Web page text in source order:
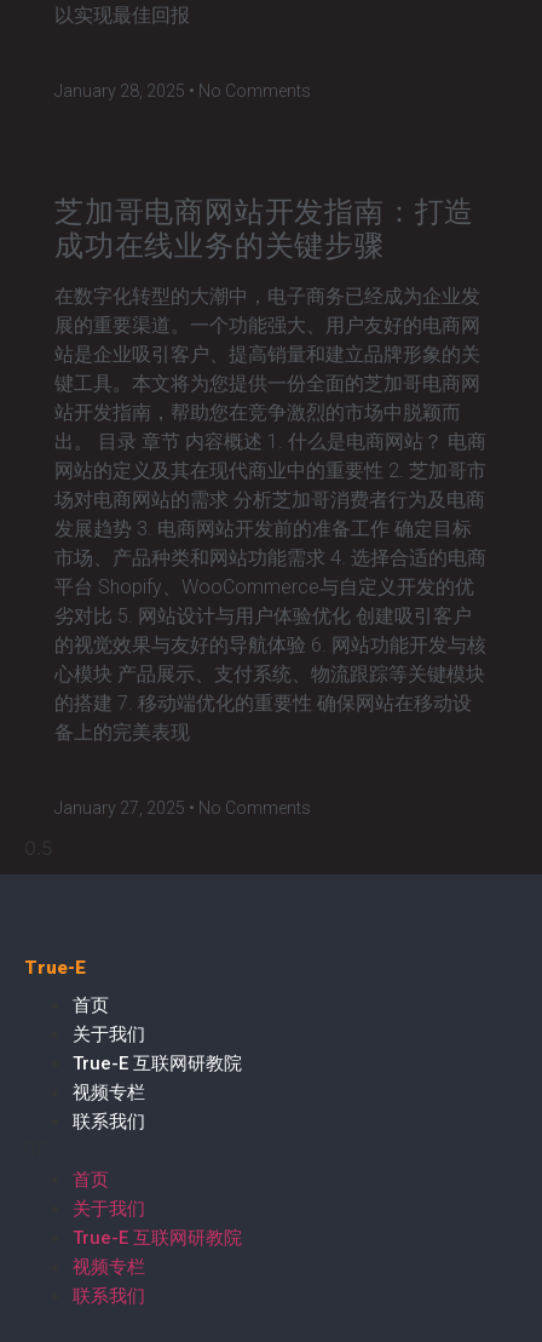
以实现最佳回报
January 28, 2025 No Comments
芝加哥电商网站开发指南：打造
成功在线业务的关键步骤
在数字化转型的大潮中，电子商务已经成为企业发
展的重要渠道。一个功能强大、用户友好的电商网
站是企业吸引客户、提高销量和建立品牌形象的关
键工具。本文将为您提供一份全面的芝加哥电商网
站开发指南，帮助您在竞争激烈的市场中脱颖而
出。 目录 章节 内容概述 1. 什么是电商网站？ 电商
网站的定义及其在现代商业中的重要性 2. 芝加哥市
场对电商网站的需求 分析芝加哥消费者行为及电商
发展趋势 3. 电商网站开发前的准备工作 确定目标
市场、产品种类和网站功能需求 4. 选择合适的电商
平台 Shopify、WooCommerce与自定义开发的优
劣对比 5. 网站设计与用户体验优化 创建吸引客户
的视觉效果与友好的导航体验 6. 网站功能开发与核
心模块 产品展示、支付系统、物流跟踪等关键模块
的搭建 7. 移动端优化的重要性 确保网站在移动设
备上的完美表现
January 27, 2025 No Comments
True-E
首页
关于我们
True-E 互联网研教院
视频专栏
联系我们
首页
关于我们
True-E 互联网研教院
视频专栏
联系我们